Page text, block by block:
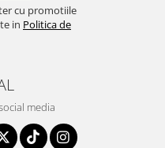
cu promotiile
in Politica de
media